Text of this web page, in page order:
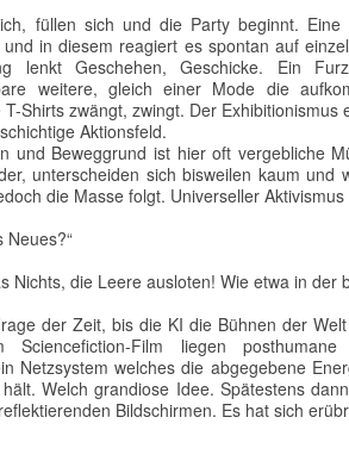
füllen sich und die Party beginnt.
in diesem reagiert es spontan auf
lenkt Geschehen, Geschicke. Ein
weitere, gleich einer Mode die
Shirts zwängt, zwingt. Der Exhibitionismus
Aktionsfeld.
und Beweggrund ist hier oft vergebliche
unterscheiden sich bisweilen kaum und
die Masse folgt. Universeller
Neues?“
Nichts, die Leere ausloten! Wie etwa in der
der Zeit, bis die KI die Bühnen der
Film liegen posthumane
Netzsystem welches die abgegebene
Welch grandiose Idee. Spätestens
Bildschirmen. Es hat sich